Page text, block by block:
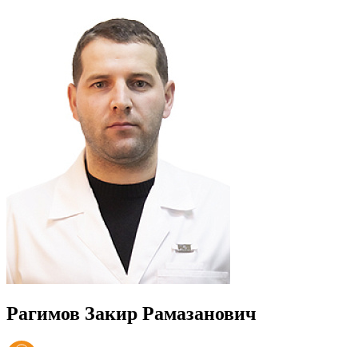
Рагимов Закир Рамазанович